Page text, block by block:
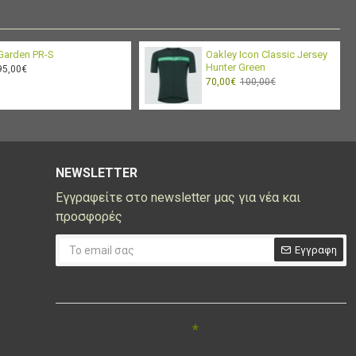
PR-S
Oakley Icon Classic Jersey
Hunter Green
70,00€ 100,00€
NEWSLETTER
Εγγραφείτε στο newsletter μας για νέα και
προσφορές
Εγγραφη